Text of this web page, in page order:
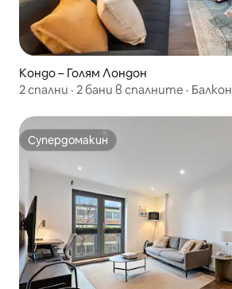
Кондо – Голям Лондон
2 спални · 2 бани в спалните ·
Супердомакин
Супердомакин